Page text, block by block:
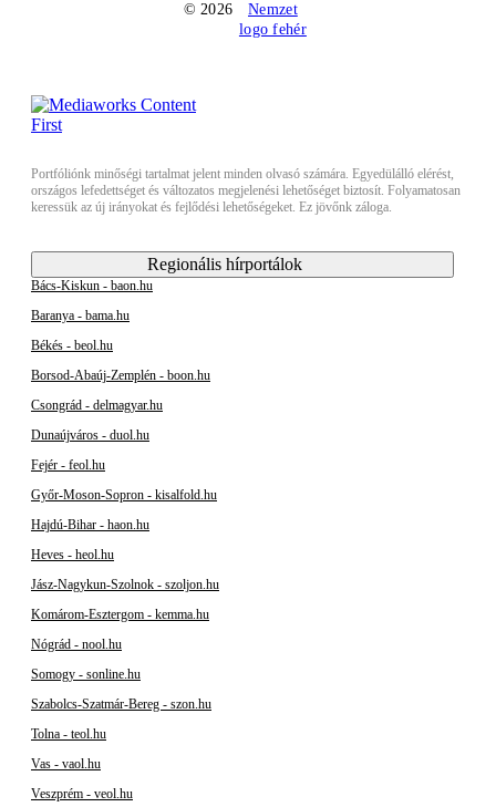
© 2026
Portfóliónk minőségi tartalmat jelent minden olvasó számára. Egyedülálló elérést,
országos lefedettséget és változatos megjelenési lehetőséget biztosít. Folyamatosan
keressük az új irányokat és fejlődési lehetőségeket. Ez jövőnk záloga.
Regionális hírportálok
Bács-Kiskun - baon.hu
Baranya - bama.hu
Békés - beol.hu
Borsod-Abaúj-Zemplén - boon.hu
Csongrád - delmagyar.hu
Dunaújváros - duol.hu
Fejér - feol.hu
Győr-Moson-Sopron - kisalfold.hu
Hajdú-Bihar - haon.hu
Heves - heol.hu
Jász-Nagykun-Szolnok - szoljon.hu
Komárom-Esztergom - kemma.hu
Nógrád - nool.hu
Somogy - sonline.hu
Szabolcs-Szatmár-Bereg - szon.hu
Tolna - teol.hu
Vas - vaol.hu
Veszprém - veol.hu